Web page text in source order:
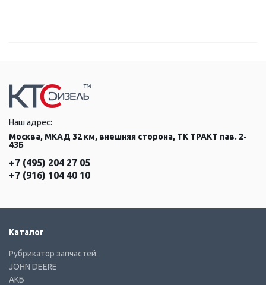
Наш адрес:
Москва, МКАД 32 км, внешняя сторона, ТК ТРАКТ пав. 2-
43Б
+7 (495) 204 27 05
+7 (916) 104 40 10
Каталог
Рубрикатор запчастей
JOHN DEERE
АКБ